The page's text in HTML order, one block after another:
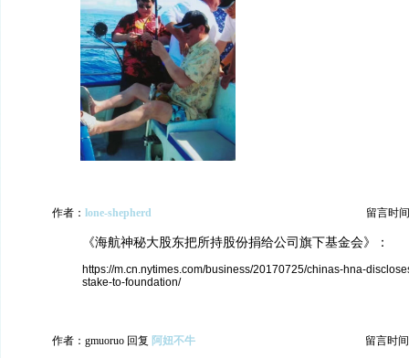
作者： lone-shepherd 留言时
《海航神秘大股东把所持股份捐给公司旗下基金会》：
https://m.cn.nytimes.com/business/20170725/chinas-hna-
stake-to-foundation/
作者：gmuoruo 回复 阿妞不牛 留言时